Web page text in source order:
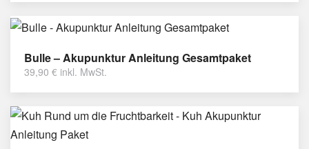
Bulle – Akupunktur Anleitung Gesamtpaket
39,90 € inkl. MwSt.